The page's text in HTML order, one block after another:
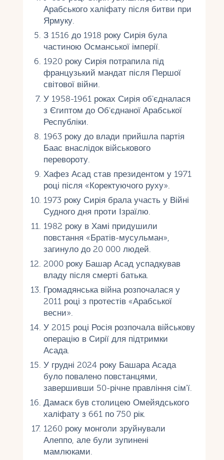
Арабського халіфату після битви при
Ярмуку.
З 1516 до 1918 року Сирія була
частиною Османської імперії.
1920 року Сирія потрапила під
французький мандат після Першої
світової війни.
У 1958-1961 роках Сирія об'єдналася
з Єгиптом до Об'єднаної Арабської
Республіки.
1963 року до влади прийшла партія
Баас внаслідок військового
перевороту.
Хафез Асад став президентом у 1971
році після «Коректуючого руху».
1973 року Сирія брала участь у Війні
Судного дня проти Ізраїлю.
1982 року в Хамі придушили
повстання «Братів-мусульман»,
загинуло до 20 000 людей.
2000 року Башар Асад успадкував
владу після смерті батька.
Громадянська війна розпочалася у
2011 році з протестів «Арабської
весни».
У 2015 році Росія розпочала військову
операцію в Сирії для підтримки
Асада.
У грудні 2024 року Башара Асада
було повалено повстанцями,
завершивши 50-річне правління сім'ї.
Дамаск був столицею Омейядського
халіфату з 661 по 750 рік.
1260 року монголи зруйнували
Алеппо, але були зупинені
мамлюками.